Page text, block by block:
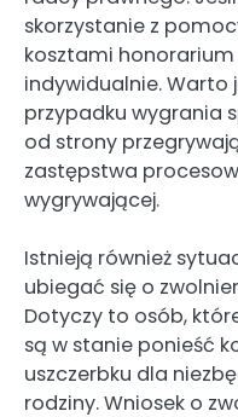
skorzystanie z
kosztami
indywidualnie. Warto
przypadku wygrania
od strony
zastępstwa
wygrywającej.
Istnieją również
ubiegać się o
Dotyczy to osób,
są w stanie ponieść
uszczerbku dla
rodziny. Wniosek o